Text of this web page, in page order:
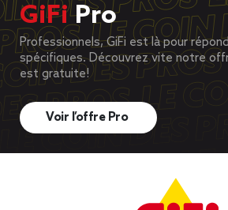
GiFiPro
Professionnels, GiFi est là pour
spécifiques. Découvrez vite notre
est gratuite!
Voir l’offre Pro